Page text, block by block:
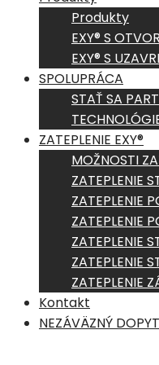
Produkty
EXY® S
EXY® S
SPOLUPRÁCA
STAŤ SA
ZATEPLENIE EXY®
MOŽNOSTI
ZATEPLENIE
ZATEPLENIE
ZATEPLENIE
ZATEPLENIE
ZATEPLENIE
ZATEPLENIE
Kontakt
NEZÁVÄZNÝ DOPYT